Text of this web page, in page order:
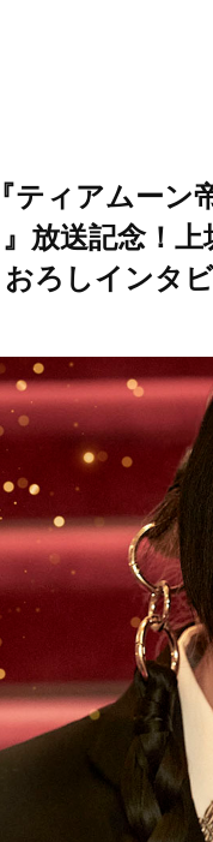
ティアムーン
』放送記念！
ろしインタ